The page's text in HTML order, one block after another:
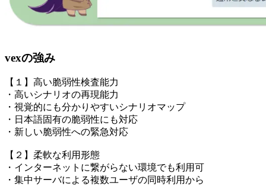
vexの強み
【１】高い脆弱性検査能力
・高いシナリオの再現能力
・視覚的にも分かりやすいシナリオマップ
・日本語固有の脆弱性にも対応
・新しい脆弱性への緊急対応
【２】柔軟な利用形態
・インターネットに繋がらない環境でも利用可
・集中サーバによる複数ユーザの同時利用から